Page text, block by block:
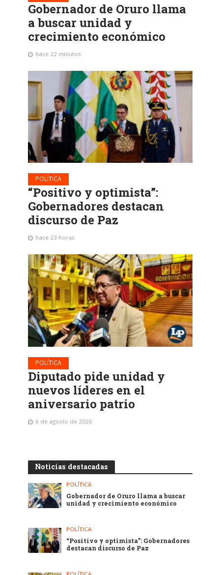
Gobernador de Oruro llama
a buscar unidad y
crecimiento económico
hace 22 minutos
POLÍTICA
“Positivo y optimista”:
Gobernadores destacan
discurso de Paz
hace 23 horas
POLÍTICA
Diputado pide unidad y
nuevos líderes en el
aniversario patrio
6 de agosto de 2026
Noticias destacadas
POLÍTICA
Gobernador de Oruro llama a buscar
unidad y crecimiento económico
POLÍTICA
“Positivo y optimista”: Gobernadores
destacan discurso de Paz